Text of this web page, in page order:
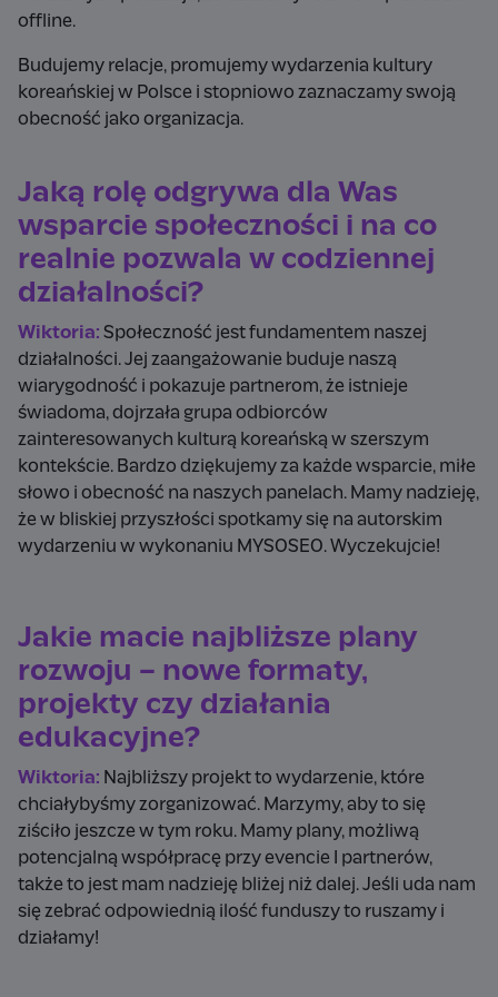
offline.
Budujemy relacje, promujemy wydarzenia kultury
koreańskiej w Polsce i stopniowo zaznaczamy swoją
obecność jako organizacja.
Jaką rolę odgrywa dla Was
wsparcie społeczności i na co
realnie pozwala w codziennej
działalności?
Wiktoria: Społeczność jest fundamentem naszej
działalności. Jej zaangażowanie buduje naszą
wiarygodność i pokazuje partnerom, że istnieje
świadoma, dojrzała grupa odbiorców
zainteresowanych kulturą koreańską w szerszym
kontekście. Bardzo dziękujemy za każde wsparcie, miłe
słowo i obecność na naszych panelach. Mamy nadzieję,
że w bliskiej przyszłości spotkamy się na autorskim
wydarzeniu w wykonaniu MYSOSEO. Wyczekujcie!
Jakie macie najbliższe plany
rozwoju – nowe formaty,
projekty czy działania
edukacyjne?
Wiktoria: Najbliższy projekt to wydarzenie, które
chciałybyśmy zorganizować. Marzymy, aby to się
ziściło jeszcze w tym roku. Mamy plany, możliwą
potencjalną współpracę przy evencie I partnerów,
także to jest mam nadzieję bliżej niż dalej. Jeśli uda nam
się zebrać odpowiednią ilość funduszy to ruszamy i
działamy!